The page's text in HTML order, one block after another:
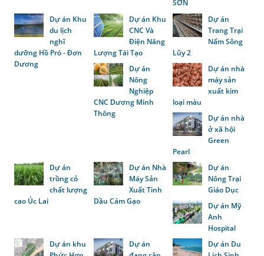
SƠN
Dự án Khu
du lịch
nghĩ
dưỡng Hồ Pró - Đơn
Dương
Dự án Khu
CNC Và
Điện Năng
Lượng Tái Tạo
Dự án
Trang Trại
Nấm Sông
Lũy 2
Dự án
Nông
Nghiệp
CNC Dương Minh
Thông
Dự án nhà
máy sản
xuất kim
loại màu
Dự án nhà
ở xã hội
Green
Pearl
Dự án
trồng cỏ
chất lượng
cao Úc Lai
Dự án Nhà
Máy Sản
Xuất Tinh
Dầu Cám Gạo
Dự án
Nông Trại
Giáo Dục
Dự án Mỹ
Anh
Hospital
Dự án khu
Dự án
Dự án Du